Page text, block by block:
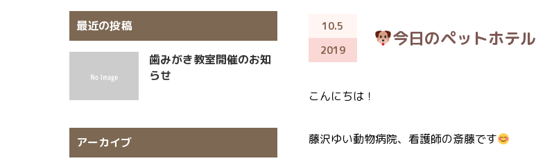
10.5
2019
今日のペットホテル
こんにちは！
藤沢ゆい動物病院、看護師の斎藤です
最近の投稿
歯みがき教室開催のお知
らせ
アーカイブ